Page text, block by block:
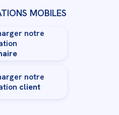
MOBILES
notre
notre
client